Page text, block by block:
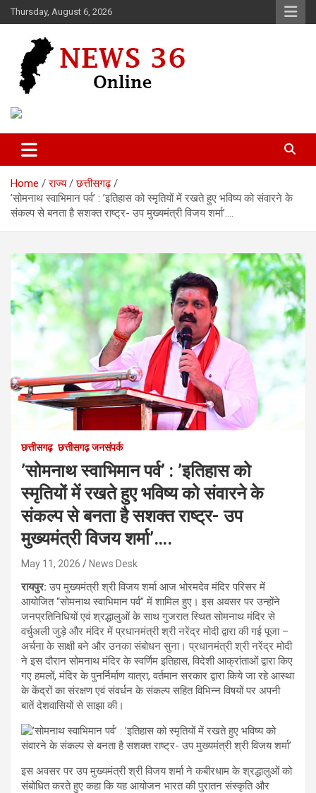
Skip
to
Thursday, August 6, 2026
News 36
Home राज्य
छत्तीसगढ़
’सोमनाथ स्वाभिमान पर्व’ : ’इतिहास को स्मृतियों में रखते हुए भविष्य को संवारने के
संकल्प से बनता है सशक्त राष्ट्र- उप मुख्यमंत्री विजय शर्मा’….
छत्तीसगढ़ छत्तीसगढ़ जनसंपर्क
’सोमनाथ स्वाभिमान पर्व’ : ’इतिहास को
स्मृतियों में रखते हुए भविष्य को संवारने के
संकल्प से बनता है सशक्त राष्ट्र- उप
मुख्यमंत्री विजय शर्मा’….
May 11, 2026 News Desk
रायपुर:उप मुख्यमंत्री श्री विजय शर्मा आज भोरमदेव मंदिर परिसर में
आयोजित “सोमनाथ स्वाभिमान पर्व” में शामिल हुए। इस अवसर पर उन्होंने
जनप्रतिनिधियों एवं श्रद्धालुओं के साथ गुजरात स्थित सोमनाथ मंदिर से
वर्चुअली जुड़े और मंदिर में प्रधानमंत्री श्री नरेंद्र मोदी द्वारा की गई पूजा –
अर्चना के साक्षी बने और उनका संबोधन सुना। प्रधानमंत्री श्री नरेंद्र मोदी
ने इस दौरान सोमनाथ मंदिर के स्वर्णिम इतिहास, विदेशी आक्रांताओं द्वारा किए
गए हमलों, मंदिर के पुनर्निर्माण यात्रा, वर्तमान सरकार द्वारा किये जा रहे आस्था
के केंद्रों का संरक्षण एवं संवर्धन के संकल्प सहित विभिन्न विषयों पर अपनी
बातें देशवासियों से साझा की।
इस अवसर पर उप मुख्यमंत्री श्री विजय शर्मा ने कबीरधाम के श्रद्धालुओं को
संबोधित करते हुए कहा कि यह आयोजन भारत की पुरातन संस्कृति और